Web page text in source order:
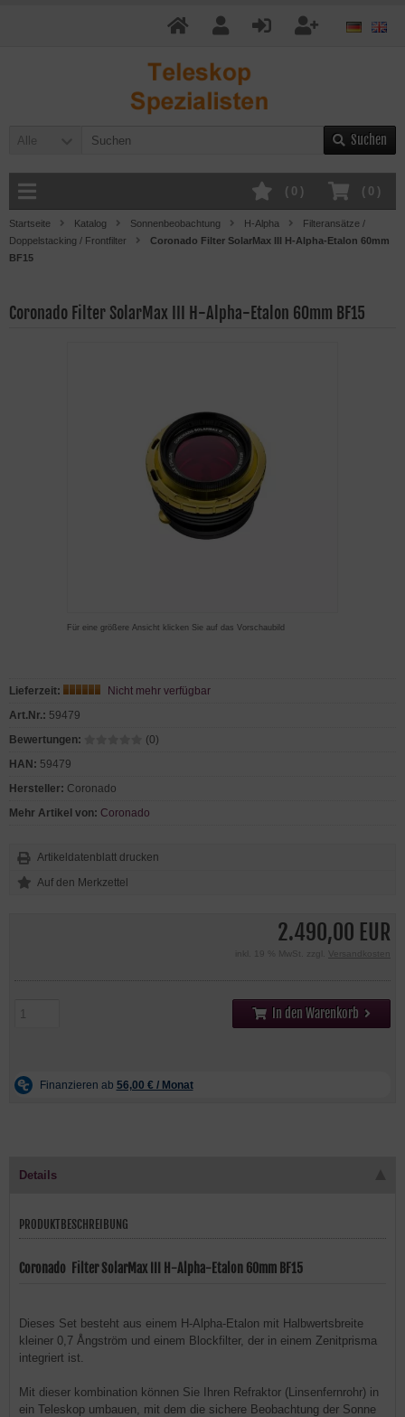
Alle Suchen
( 0 )
( 0 )
Startseite Katalog Sonnenbeobachtung H-Alpha
Filteransätze /
Doppelstacking / Frontfilter
Coronado Filter SolarMax III H-Alpha-Etalon 60mm
BF15
Coronado Filter SolarMax III H-Alpha-Etalon 60mm BF15
Für eine größere Ansicht klicken Sie auf das Vorschaubild
2.490,00 EUR
inkl. 19 % MwSt. zzgl. Versandkosten
In den Warenkorb
Lieferzeit:
Nicht mehr verfügbar
Art.Nr.: 59479
Bewertungen:
(0)
HAN: 59479
Hersteller: Coronado
Mehr Artikel von: Coronado
Artikeldatenblatt drucken
Details
PRODUKTBESCHREIBUNG
Coronado Filter SolarMax III H-Alpha-Etalon 60mm BF15
Dieses Set besteht aus einem H-Alpha-Etalon mit Halbwertsbreite
kleiner 0,7 Ångström und einem Blockfilter, der in einem Zenitprisma
integriert ist.
Mit dieser kombination können Sie Ihren Refraktor (Linsenfernrohr) in
ein Teleskop umbauen, mit dem die sichere Beobachtung der Sonne